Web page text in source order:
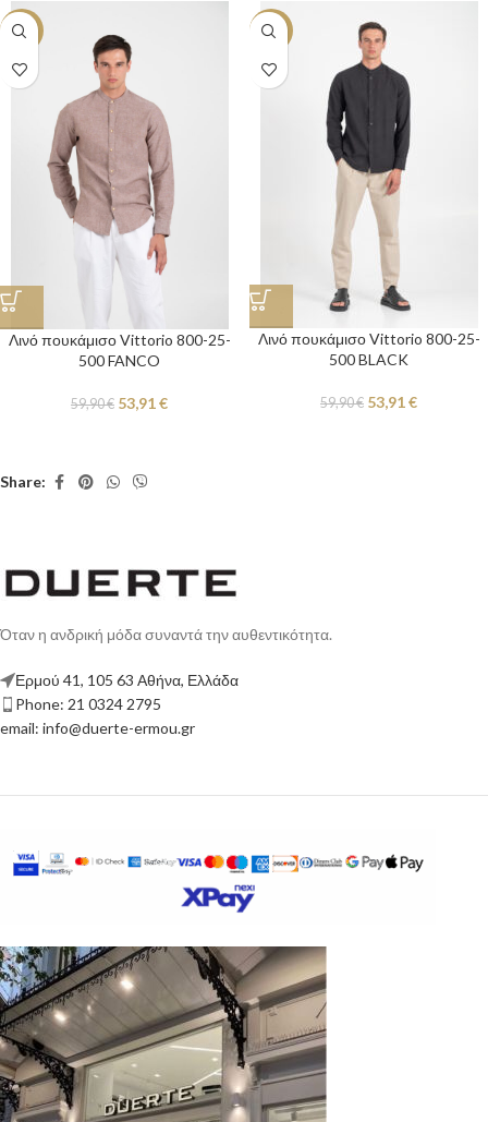
-10%
Λινό πουκάμισο Vittorio 800-25-
500 FANCO
59,90€ 53,91€
-10%
Λινό πουκάμισο Vittorio 800-25-
500 BLACK
59,90€ 53,91€
Share:
Όταν η ανδρική μόδα συναντά την αυθεντικότητα.
Ερμού 41, 105 63 Αθήνα, Ελλάδα
Phone: 21 0324 2795
email: info@duerte-ermou.gr